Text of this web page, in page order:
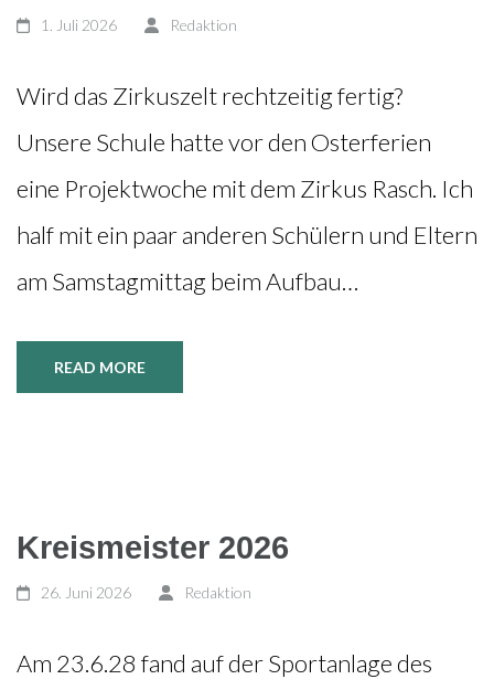
1. Juli 2026 Redaktion
Wird das Zirkuszelt rechtzeitig fertig?
Unsere Schule hatte vor den Osterferien
eine Projektwoche mit dem Zirkus Rasch. Ich
half mit ein paar anderen Schülern und Eltern
am Samstagmittag beim Aufbau…
READ MORE
Kreismeister 2026
26. Juni 2026 Redaktion
Am 23.6.28 fand auf der Sportanlage des